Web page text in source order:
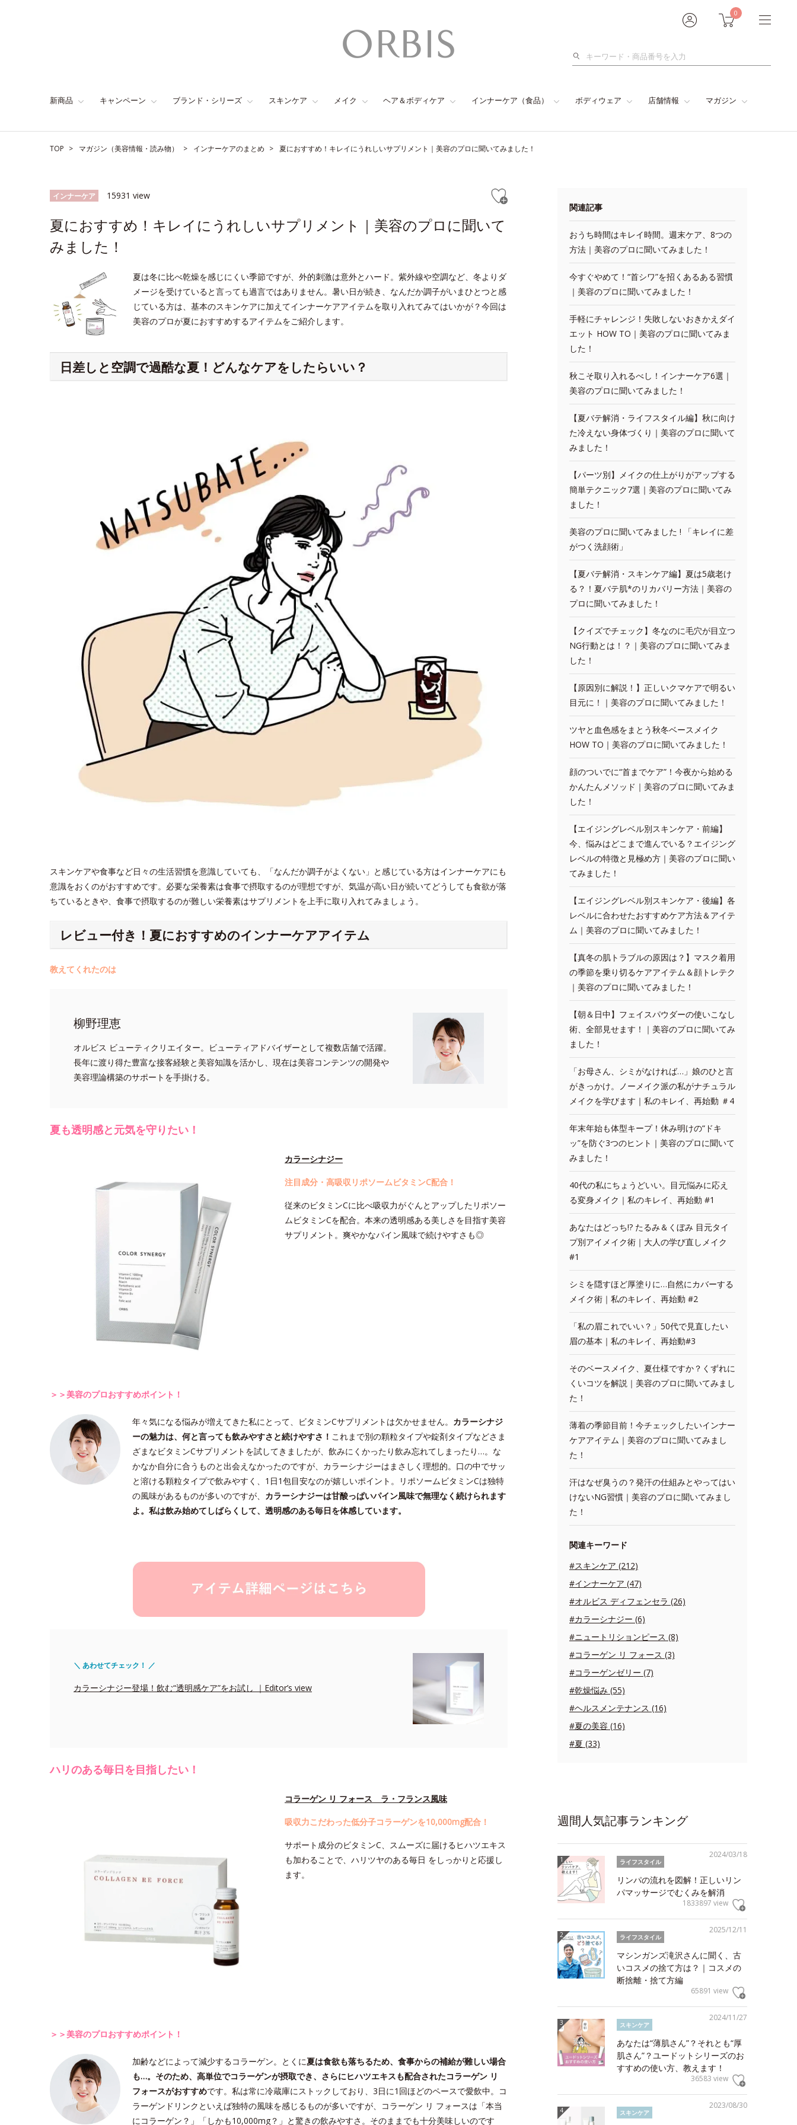
0
検
新商品 キャンペーン ブランド・シリーズ スキンケア メイク ヘア＆ボディケア インナーケア（食品） ボディウェア 店舗情報 マガジン
TOP マガジン（美容情報・読み物） インナーケアのまとめ 夏におすすめ！キレイにうれしいサプリメント｜美容のプロに聞いてみました！
インナーケア 15931 view
夏におすすめ！キレイにうれしいサプリメント｜美容のプロに聞いて
みました！
夏は冬に比べ乾燥を感じにくい季節ですが、外的刺激は意外とハード。紫外線や空調など、冬よりダ
メージを受けていると言っても過言ではありません。暑い日が続き、なんだか調子がいまひとつと感
じている方は、基本のスキンケアに加えてインナーケアアイテムを取り入れてみてはいかが？今回は
美容のプロが夏におすすめするアイテムをご紹介します。
日差しと空調で過酷な夏！どんなケアをしたらいい？
スキンケアや食事など日々の生活習慣を意識していても、「なんだか調子がよくない」と感じている方はインナーケアにも
意識をおくのがおすすめです。必要な栄養素は食事で摂取するのが理想ですが、気温が高い日が続いてどうしても食欲が落
ちているときや、食事で摂取するのが難しい栄養素はサプリメントを上手に取り入れてみましょう。
レビュー付き！夏におすすめのインナーケアアイテム
教えてくれたのは
柳野理恵
オルビス ビューティクリエイター。ビューティアドバイザーとして複数店舗で活躍。
長年に渡り得た豊富な接客経験と美容知識を活かし、現在は美容コンテンツの開発や
美容理論構築のサポートを手掛ける。
夏も透明感と元気を守りたい！
カラーシナジー
注目成分・高吸収リポソームビタミンC配合！
従来のビタミンCに比べ吸収力がぐんとアップしたリポソー
ムビタミンCを配合。本来の透明感ある美しさを目指す美容
サプリメント。爽やかなパイン風味で続けやすさも◎
＞＞美容のプロおすすめポイント！
年々気になる悩みが増えてきた私にとって、ビタミンCサプリメントは欠かせません。 カラーシナジ
ーの魅力は、何と言っても飲みやすさと続けやすさ！ これまで別の顆粒タイプや錠剤タイプなどさま
ざまなビタミンCサプリメントを試してきましたが、飲みにくかったり飲み忘れてしまったり…。な
かなか自分に合うものと出会えなかったのですが、カラーシナジーはまさしく理想的。口の中でサッ
と溶ける顆粒タイプで飲みやすく、1日1包目安なのが嬉しいポイント。リポソームビタミンCは独特
の風味があるものが多いのですが、 カラーシナジーは甘酸っぱいパイン風味で無理なく続けられます
よ。私は飲み始めてしばらくして、透明感のある毎日を体感しています。
＼ あわせてチェック！ ／
カラーシナジー登場！飲む“透明感ケア”をお試し ｜Editor’s view
ハリのある毎日を目指したい！
コラーゲン リ フォース ラ・フランス風味
吸収力こだわった低分子コラーゲンを10,000mg配合！
サポート成分のビタミンC、スムーズに届けるヒハツエキス
も加わることで、ハリツヤのある毎日 をしっかりと応援し
ます。
＞＞美容のプロおすすめポイント！
加齢などによって減少するコラーゲン。とくに夏は食欲も落ちるため、食事からの補給が難しい場合
も…。そのため、高単位でコラーゲンが摂取でき、さらにヒハツエキスも配合されたコラーゲン リ
フォースがおすすめです。私は常に冷蔵庫にストックしており、3日に1回ほどのペースで愛飲中。コ
ラーゲンドリンクといえば独特の風味を感じるものが多いですが、コラーゲン リ フォースは「本当
にコラーゲン？」「しかも10,000mg？」と驚きの飲みやすさ。そのままでも十分美味しいのです
関連記事
おうち時間はキレイ時間。週末ケア、8つの
方法｜美容のプロに聞いてみました！
今すぐやめて！“首シワ”を招くあるある習慣
｜美容のプロに聞いてみました！
手軽にチャレンジ！失敗しないおきかえダイ
エット HOW TO｜美容のプロに聞いてみま
した！
秋こそ取り入れるべし！インナーケア6選｜
美容のプロに聞いてみました！
【夏バテ解消・ライフスタイル編】秋に向け
た冷えない身体づくり｜美容のプロに聞いて
みました！
【パーツ別】メイクの仕上がりがアップする
簡単テクニック7選｜美容のプロに聞いてみ
ました！
美容のプロに聞いてみました ! 「キレイに差
がつく洗顔術」
【夏バテ解消・スキンケア編】夏は5歳老け
る？！夏バテ肌*のリカバリー方法｜美容の
プロに聞いてみました！
【クイズでチェック】冬なのに毛穴が目立つ
NG行動とは！？｜美容のプロに聞いてみま
した！
【原因別に解説！】正しいクマケアで明るい
目元に！｜美容のプロに聞いてみました！
ツヤと血色感をまとう秋冬ベースメイク
HOW TO｜美容のプロに聞いてみました！
顔のついでに“首までケア”！今夜から始める
かんたんメソッド｜美容のプロに聞いてみま
した！
【エイジングレベル別スキンケア・前編】
今、悩みはどこまで進んでいる？エイジング
レベルの特徴と見極め方｜美容のプロに聞い
てみました！
【エイジングレベル別スキンケア・後編】各
レベルに合わせたおすすめケア方法＆アイテ
ム｜美容のプロに聞いてみました！
【真冬の肌トラブルの原因は？】マスク着用
の季節を乗り切るケアアイテム＆顔トレテク
｜美容のプロに聞いてみました！
【朝＆日中】フェイスパウダーの使いこなし
術、全部見せます！｜美容のプロに聞いてみ
ました！
「お母さん、シミがなければ…」娘のひと言
がきっかけ。ノーメイク派の私がナチュラル
メイクを学びます｜私のキレイ、再始動 ＃4
年末年始も体型キープ！休み明けの“ドキ
ッ”を防ぐ3つのヒント｜美容のプロに聞いて
みました！
40代の私にちょうどいい。目元悩みに応え
る変身メイク｜私のキレイ、再始動 #1
あなたはどっち!? たるみ＆くぼみ 目元タイ
プ別アイメイク術｜大人の学び直しメイク
#1
シミを隠すほど厚塗りに…自然にカバーする
メイク術｜私のキレイ、再始動 #2
「私の眉これでいい？」50代で見直したい
眉の基本｜私のキレイ、再始動#3
そのベースメイク、夏仕様ですか？くずれに
くいコツを解説｜美容のプロに聞いてみまし
た！
薄着の季節目前！今チェックしたいインナー
ケアアイテム｜美容のプロに聞いてみまし
た！
汗はなぜ臭うの？発汗の仕組みとやってはい
けないNG習慣｜美容のプロに聞いてみまし
た！
関連キーワード
#スキンケア (212)
#インナーケア (47)
#オルビス ディフェンセラ (26)
#カラーシナジー (6)
#ニュートリションピース (8)
#コラーゲン リ フォース (3)
#コラーゲンゼリー (7)
#乾燥悩み (55)
#ヘルスメンテナンス (16)
#夏の美容 (16)
#夏 (33)
週間人気記事ランキング
2024/03/18
ライフスタイル
リンパの流れを図解！正しいリン
パマッサージでむくみを解消
1833897 view
2025/12/11
ライフスタイル
マシンガンズ滝沢さんに聞く、古
いコスメの捨て方は？｜コスメの
断捨離・捨て方編
65891 view
2024/11/27
スキンケア
あなたは“薄肌さん”？それとも“厚
肌さん”？ユードットシリーズのお
すすめの使い方、教えます！
36583 view
2023/08/30
スキンケア